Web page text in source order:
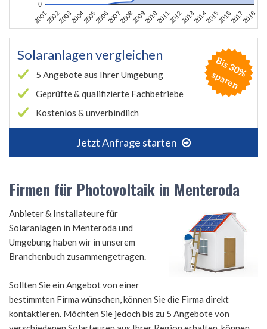
200120022003200420052006200720082009201020112012201320142015201620172018
0
Solaranlagen vergleichen
5 Angebote aus Ihrer Umgebung
Geprüfte & qualifizierte Fachbetriebe
Kostenlos & unverbindlich
Jetzt Anfrage starten
B
is
3
0
%
s
p
a
r
e
n
Firmen für Photovoltaik in Menteroda
Anbieter & Installateure für
Solaranlagen in Menteroda und
Umgebung haben wir in unserem
Branchenbuch zusammengetragen.
Sollten Sie ein Angebot von einer
bestimmten Firma wünschen, können Sie die Firma direkt
kontaktieren. Möchten Sie jedoch bis zu 5 Angebote von